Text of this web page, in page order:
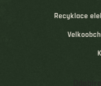
Recyklace